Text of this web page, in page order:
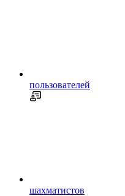
пользователей
шахматистов